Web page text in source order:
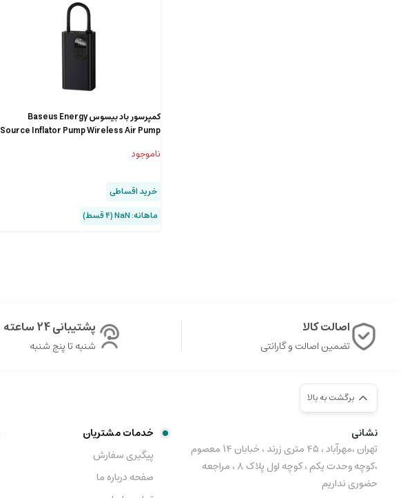
کمپرسور باد بیسوس Baseus Energy
Source Inflator Pump Wireless Air Pump
ناموجود
خرید اقساطی
ماهانه: NaN (۴ قسط)
اصالت کالا
تضمین اصالت و گارانتی
پشتیبانی 24 ساعته
شنبه تا پنج شنبه
برگشت به بالا
نشانی
تهران ،مهرآباد ، ۴۵ متری زرند ، خبابان ۱۴ معصوم
،کوچه وحدت یکم ، کوچه اول پلاک ۸ ، مراجعه
حضوری نداریم
خدمات مشتریان
پیگیری سفارش
صفحه درباره ما